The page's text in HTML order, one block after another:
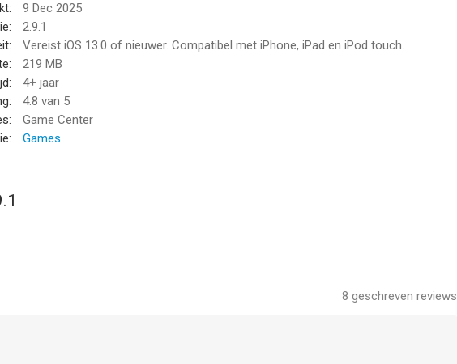
9 Dec 2025
2.9.1
Vereist iOS 13.0 of nieuwer. Compatibel met iPhone, iPad en iPod touch.
219 MB
4+ jaar
4.8 van 5
Game Center
Games
8 geschreven reviews